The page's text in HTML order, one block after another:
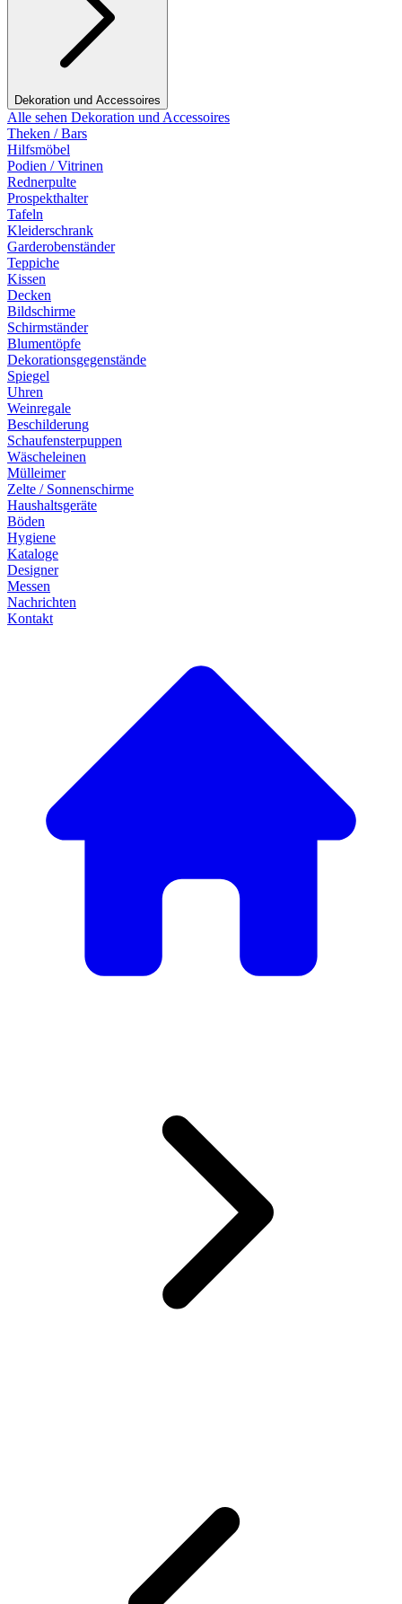
Dekoration und Accessoires
Alle sehen Dekoration und Accessoires
Theken / Bars
Hilfsmöbel
Podien / Vitrinen
Rednerpulte
Prospekthalter
Tafeln
Kleiderschrank
Garderobenständer
Teppiche
Kissen
Decken
Bildschirme
Schirmständer
Blumentöpfe
Dekorationsgegenstände
Spiegel
Uhren
Weinregale
Beschilderung
Schaufensterpuppen
Wäscheleinen
Mülleimer
Zelte / Sonnenschirme
Haushaltsgeräte
Böden
Hygiene
Kataloge
Designer
Messen
Nachrichten
Kontakt